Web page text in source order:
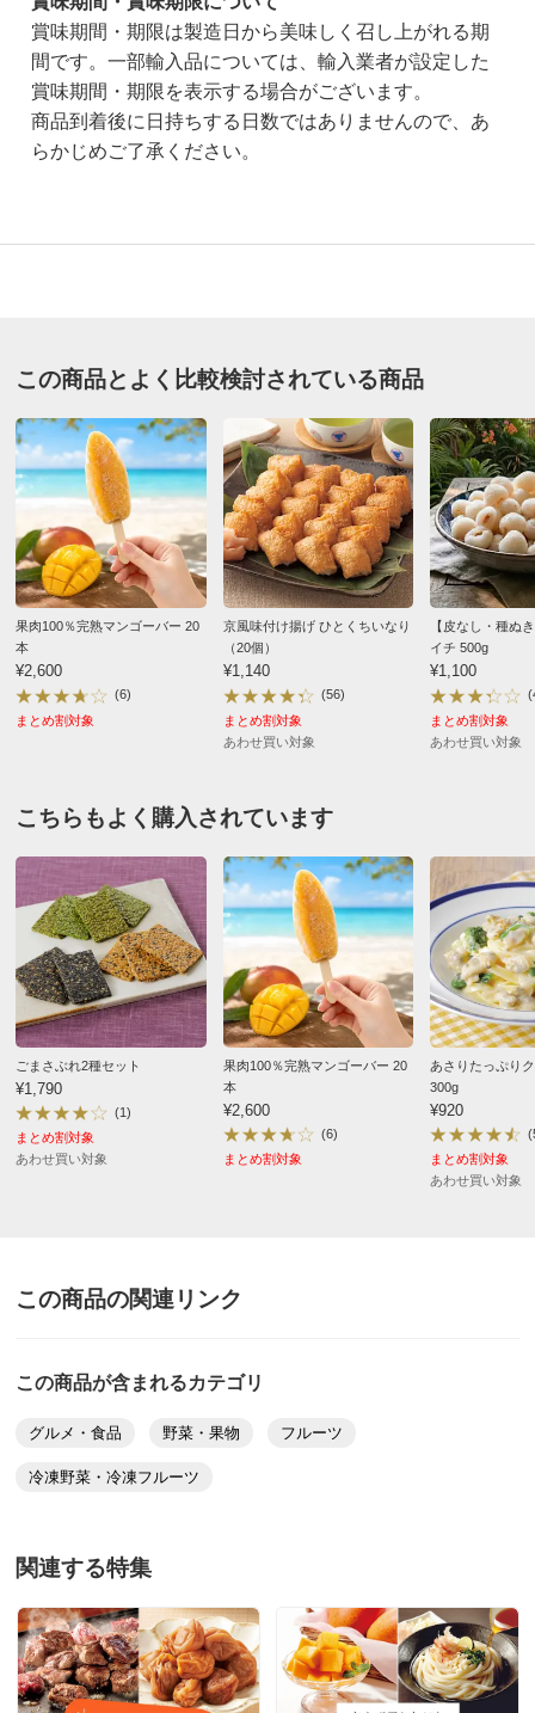
賞味期間・期限は製造日から美味しく召し上がれる期
間です。一部輸入品については、輸入業者が設定した
賞味期間・期限を表示する場合がございます。
商品到着後に日持ちする日数ではありませんので、あ
らかじめご了承ください。
商品名・特徴 完熟冷凍マンゴーチャンク 500ｇ
価格 ¥960税込 ¥889 税抜
※軽減税率対象です。
あわせ買い対象
送料・送料種
別
基本配送料：¥880
冷凍・冷蔵配送料：¥200
※沖縄は地域配送料 ¥770 がかかります
お支払い方法 送料について
■内容量：500g
■原材料名：下記「原材料等の詳細はコチラから」のリン
うお願いします。
■アレルギー表示対象品目：なし
■賞味期間：冷凍2年
■原産国：ベトナム
■お届け：翌日～3日配送
■お召し上がり方：凍ったまま、または半解凍にておいし
くお召し上がりいただけます。
【ご注意ください！】
※商品の性質上、キャンセル・交換・返品はできませ
ん。
★★★★★
★★★★★
1
★★★★★ 0
長野県
旬のマンゴーが美味しい季節にコレはいただけませんね
え、トッピングにして使います。
2026/07/10
初めての購入です
えたりこれからの暑くなる季節に凍らせたままお風呂上
がりに食べたりとちょっとお腹が空いた時などに食べや
すいです
2026/06/04
すべての口コミを見る
この商品とよく比較検討されている商品
果肉100％完熟マンゴーバー 20
本
¥2,600
(6)
まとめ割対象
京風味付け揚げ ひとくちいなり
（20個）
¥1,140
(56)
まとめ割対象
あわせ買い対象
【皮なし・種ぬ
イチ 500g
¥1,100
まとめ割対象
あわせ買い対象
こちらもよく購入されています
ごまさぶれ2種セット
¥1,790
(1)
まとめ割対象
あわせ買い対象
果肉100％完熟マンゴーバー 20
本
¥2,600
(6)
まとめ割対象
あさりたっぷり
300g
¥920
まとめ割対象
あわせ買い対象
この商品の関連リンク
この商品が含まれるカテゴリ
グルメ・食品 野菜・果物 フルーツ
冷凍野菜・冷凍フルーツ
関連する特集